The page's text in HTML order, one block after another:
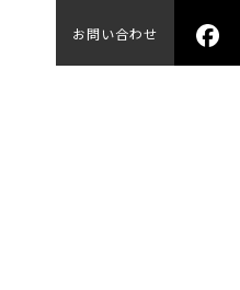
お問い合わせ